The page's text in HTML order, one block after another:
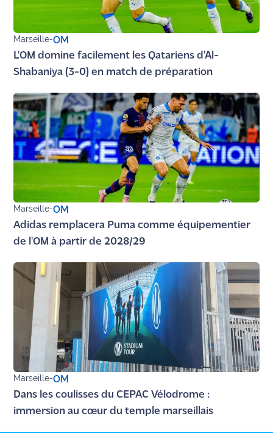
et voir
Maritima
Qui
sommes
nous ?
Devenir
annonceur
Mention
légales
Conditions
d'utilisation du
site maritima.fr
Archives
Marseille-OM
L'OM domine facilement les Qatariens d'Al-
Shabaniya (3-0) en match de préparation
Marseille-OM
Adidas remplacera Puma comme équipementier
de l'OM à partir de 2028/29
Marseille-OM
Dans les coulisses du CEPAC Vélodrome :
immersion au cœur du temple marseillais